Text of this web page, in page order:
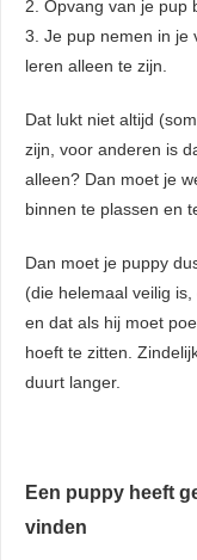
2. Opvang van je pup
3. Je pup nemen in je
leren alleen te zijn.
Dat lukt niet altijd
zijn, voor anderen is
alleen? Dan moet je
binnen te plassen en
Dan moet je puppy
(die helemaal veilig
en dat als hij moet
hoeft te zitten.
duurt langer.
Een puppy heeft
vinden